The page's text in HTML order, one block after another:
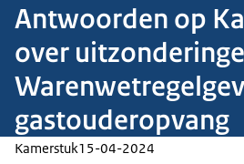
Antwoorden op
over
gastouderopvang
Kamerstuk15-04-2024